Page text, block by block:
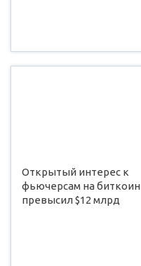
Открытый интерес к
фьючерсам на биткоин
превысил $12 млрд